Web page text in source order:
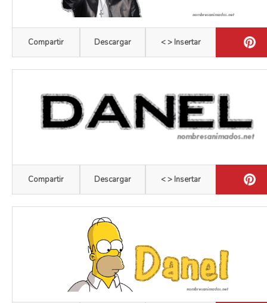
Compartir Descargar < > Insertar
Compartir Descargar < > Insertar